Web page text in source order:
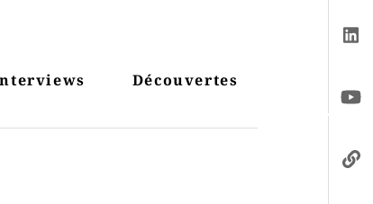
Découvertes